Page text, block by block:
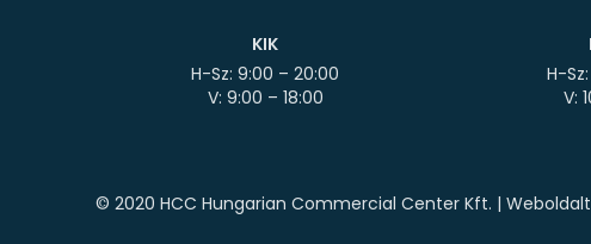
KIK
H-Sz: 9:00 – 20:00
H-
© 2020 HCC Hungarian Commercial Center Kft. |